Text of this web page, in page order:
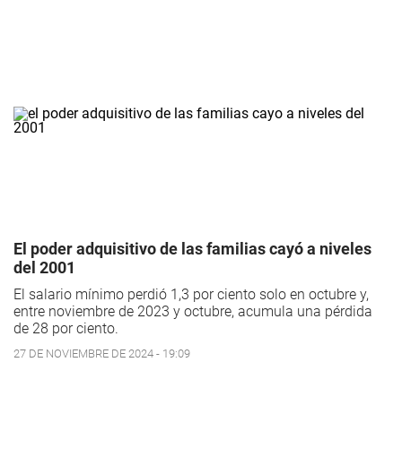
El poder adquisitivo de las familias cayó a niveles
del 2001
El salario mínimo perdió 1,3 por ciento solo en octubre y,
entre noviembre de 2023 y octubre, acumula una pérdida
de 28 por ciento.
27 DE NOVIEMBRE DE 2024 - 19:09